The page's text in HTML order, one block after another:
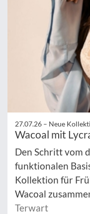
27.07.26 – Neue
Wacoal mit
Den Schritt vom
funktionalen
Kollektion für
Wacoal
Terwart